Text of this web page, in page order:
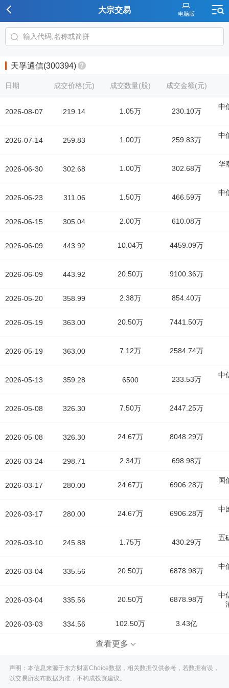
大宗交易
天孚通信(300394)
日期
2026-08-07
2026-07-14
2026-06-30
2026-06-23
2026-06-15
2026-06-09
2026-06-09
2026-05-20
2026-05-19
2026-05-19
2026-05-13
2026-05-08
2026-05-08
2026-03-24
2026-03-17
2026-03-17
2026-03-10
2026-03-04
2026-03-04
2026-03-03
成交价格(元) 成交数量(股) 成交金额(元)
219.14 1.05万 230.10万
中
259.83 1.00万 259.83万
中
302.68 1.00万 302.68万
华
311.06 1.50万 466.59万
中
305.04 2.00万 610.08万
443.92 10.04万 4459.09万
443.92 20.50万 9100.36万
358.99 2.38万 854.40万
363.00 20.50万 7441.50万
363.00 7.12万 2584.74万
359.28 6500 233.53万
中
326.30 7.50万 2447.25万
326.30 24.67万 8048.29万
298.71 2.34万 698.98万
280.00 24.67万 6906.28万
国
280.00 24.67万 6906.28万
中
245.88 1.75万 430.29万
五
335.56 20.50万 6878.98万
中
335.56 20.50万 6878.98万
中
334.56 102.50万 3.43亿
查看更多
声明：本信息来源于东方财富Choice数据，相关数据仅供参考，若数据有误，
以交易所发布数据为准，不构成投资建议。